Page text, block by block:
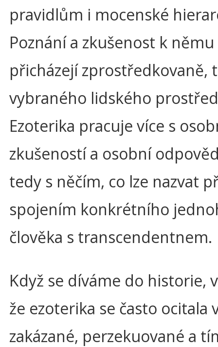
pravidlům i mocenské
Poznání a zkušenost k němu
přicházejí zprostředkovaně,
vybraného lidského
Ezoterika pracuje více s
zkušeností a osobní
tedy s něčím, co lze nazvat
spojením konkrétního
člověka s transcendentnem.
Když se díváme do historie,
že ezoterika se často ocitala
zakázané, perzekuované a